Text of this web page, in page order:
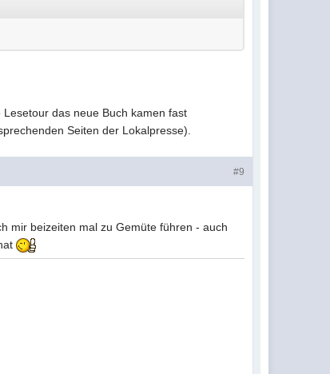
das neue Buch kamen fast
Seiten der Lokalpresse).
#9
mir beizeiten mal zu Gemüte führen - auch